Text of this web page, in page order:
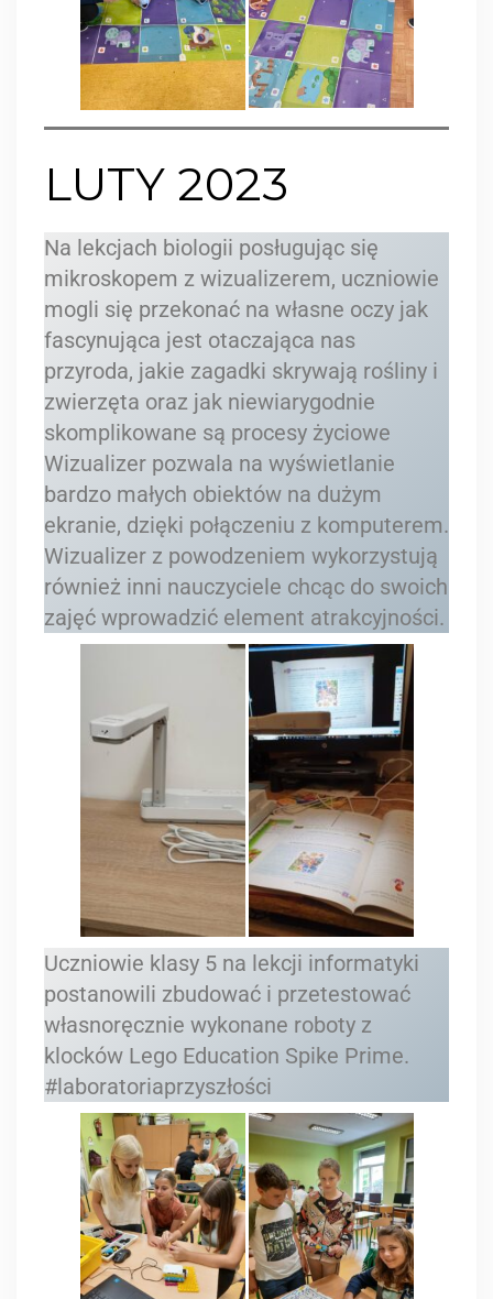
LUTY 2023
Na lekcjach biologii posługując się
mikroskopem z wizualizerem, uczniowie
mogli się przekonać na własne oczy jak
fascynująca jest otaczająca nas
przyroda, jakie zagadki skrywają rośliny i
zwierzęta oraz jak niewiarygodnie
skomplikowane są procesy życiowe
Wizualizer pozwala na wyświetlanie
bardzo małych obiektów na dużym
ekranie, dzięki połączeniu z komputerem.
Wizualizer z powodzeniem wykorzystują
również inni nauczyciele chcąc do swoich
zajęć wprowadzić element atrakcyjności.
Uczniowie klasy 5 na lekcji informatyki
postanowili zbudować i przetestować
własnoręcznie wykonane roboty z
klocków Lego Education Spike Prime.
#laboratoriaprzyszłości